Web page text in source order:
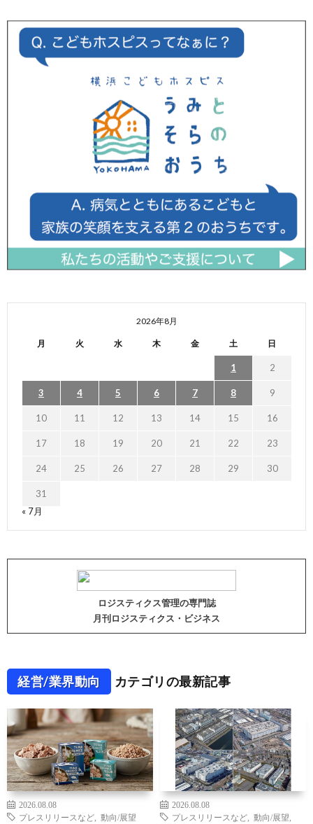
2026年8月
月 火 水 木 金 土 日
1 2
3 4 5 6 7 8 9
10 11 12 13 14 15 16
17 18 19 20 21 22 23
24 25 26 27 28 29 30
31
« 7月
ロジスティクス管理の専門誌
月刊ロジスティクス・ビジネス
経営/業界動向 カテゴリの最新記事
2026.08.08
プレスリリースなど
動向/展望
2026.08.08
プレスリリースなど
動向/展望